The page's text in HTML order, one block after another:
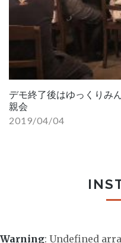
デモ終了後はゆっくりみ
親会
2019/04/04
Warning: Undefined